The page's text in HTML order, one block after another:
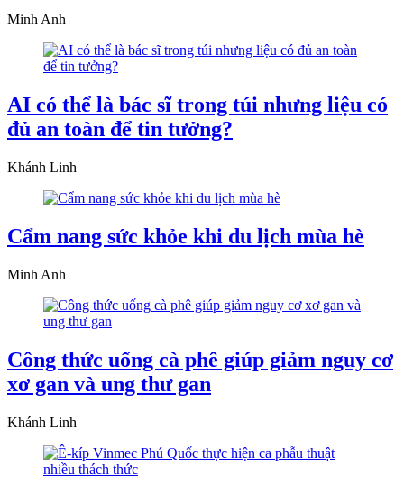
Minh Anh
AI có thể là bác sĩ trong túi nhưng liệu có
đủ an toàn để tin tưởng?
Khánh Linh
Cẩm nang sức khỏe khi du lịch mùa hè
Minh Anh
Công thức uống cà phê giúp giảm nguy cơ
xơ gan và ung thư gan
Khánh Linh